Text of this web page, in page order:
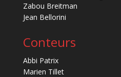
Zabou Breitman
Jean Bellorini
Conteurs
Abbi Patrix
Marien Tillet